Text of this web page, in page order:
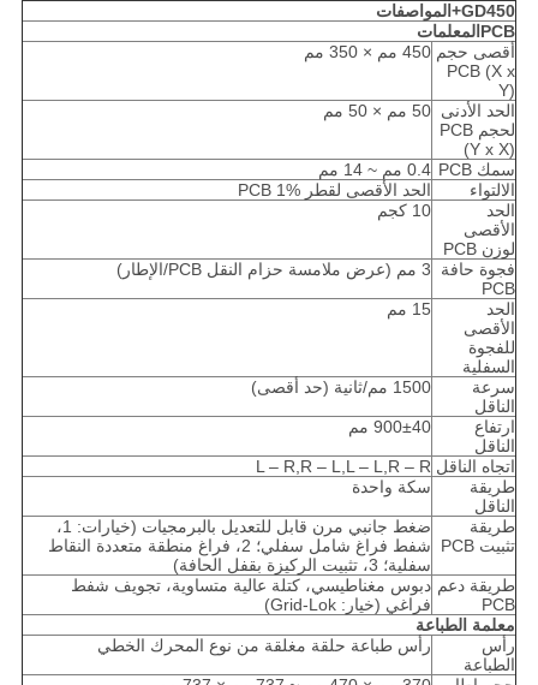
GD450+ المواصفات
PCB المعلمات
أقصى حجم
PCB (X x
Y)
450 مم × 350 مم
الحد الأدنى
لحجم PCB
(Y x X)
50 مم × 50 مم
سمك PCB
0.4 مم ~ 14 مم
الالتواء
الحد الأقصى لقطر PCB 1%
الحد
الأقصى
لوزن PCB
10 كجم
فجوة حافة
PCB
3 مم (عرض ملامسة حزام النقل PCB/الإطار)
الحد
الأقصى
للفجوة
السفلية
15 مم
سرعة
الناقل
1500 مم/ثانية (حد أقصى)
ارتفاع
الناقل
900±40 مم
اتجاه الناقل L – R,R – L,L – L,R – R
طريقة
الناقل
سكة واحدة
طريقة
تثبيت PCB
ضغط جانبي مرن قابل للتعديل بالبرمجيات (خيارات: 1،
شفط فراغ شامل سفلي؛ 2، فراغ منطقة متعددة النقاط
سفلية؛ 3، تثبيت الركيزة بقفل الحافة)
طريقة دعم
PCB
دبوس مغناطيسي، كتلة عالية متساوية، تجويف شفط
فراغي (خيار: Grid-Lok)
معلمة الطباعة
رأس
الطباعة
رأس طباعة حلقة مغلقة من نوع المحرك الخطي